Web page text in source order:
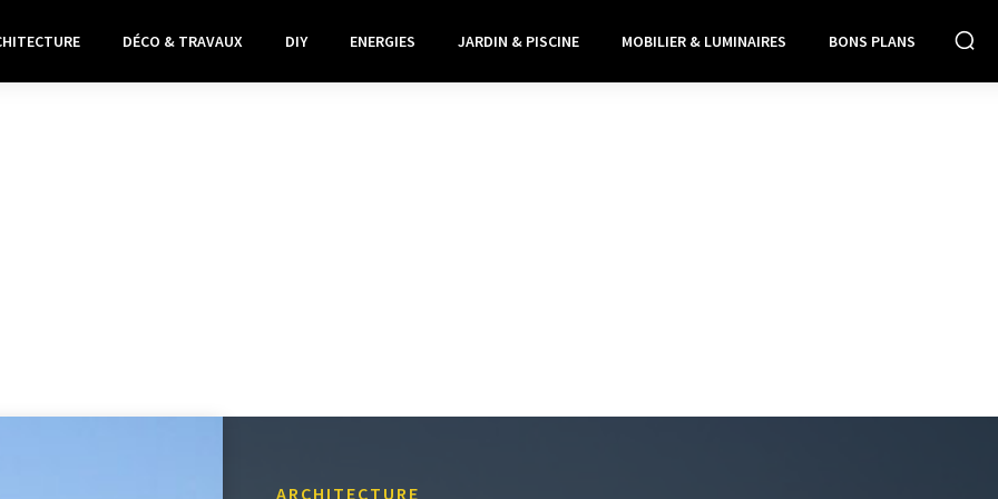
DÉCO & TRAVAUX DIY ENERGIES JARDIN & PISCINE MOBILIER & LUMINAIRES BONS PLANS
ARCHITECTURE